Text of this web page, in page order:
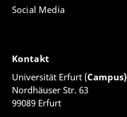
Social Media
Kontakt
Universität Erfurt (Campus)
Nordhäuser Str. 63
99089 Erfurt